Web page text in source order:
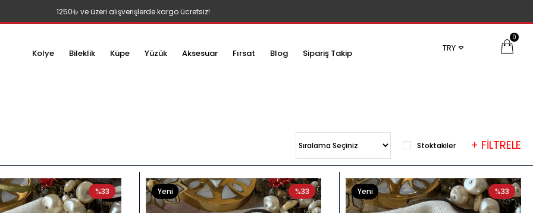
1250₺ ve üzeri alışverişlerde kargo ücretsiz!
0
TRY
Kolye Bileklik Küpe Yüzük Aksesuar Fırsat Blog Sipariş Takip
Stoktakiler + FİLTRELE
%33 %33
Yeni
Ürün
%33
Yeni
Ürün